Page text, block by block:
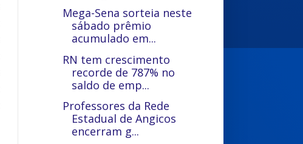
Mega-Sena sorteia neste
sábado prêmio
acumulado em...
RN tem crescimento
recorde de 787% no
saldo de emp...
Professores da Rede
Estadual de Angicos
encerram g...